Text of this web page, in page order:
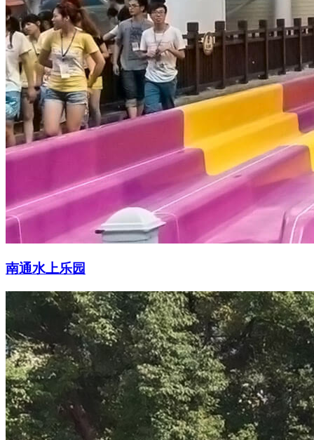
南通水上乐园